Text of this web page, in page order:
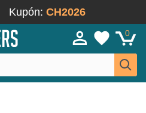
Kupón: CH2026
0